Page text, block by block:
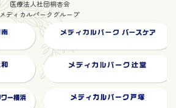
医療法人社団桐杏会
メディカルパークグループ